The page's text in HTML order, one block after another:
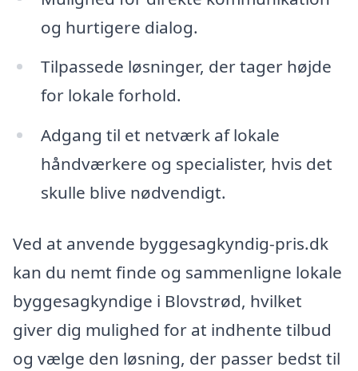
og hurtigere dialog.
Tilpassede løsninger, der tager højde
for lokale forhold.
Adgang til et netværk af lokale
håndværkere og specialister, hvis det
skulle blive nødvendigt.
Ved at anvende byggesagkyndig-pris.dk
kan du nemt finde og sammenligne lokale
byggesagkyndige i Blovstrød, hvilket
giver dig mulighed for at indhente tilbud
og vælge den løsning, der passer bedst til